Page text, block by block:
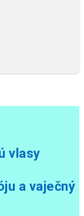
vlasy
a vaječný